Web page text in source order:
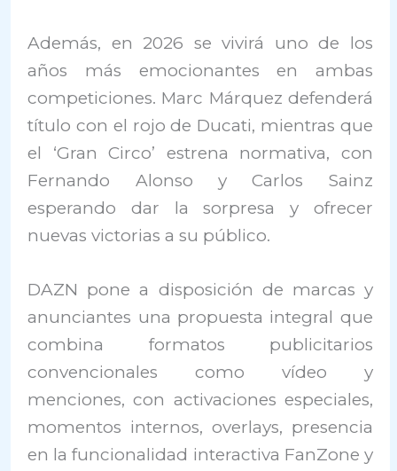
Además, en 2026 se vivirá uno de los
años más emocionantes en ambas
competiciones. Marc Márquez defenderá
título con el rojo de Ducati, mientras que
el ‘Gran Circo’ estrena normativa, con
Fernando Alonso y Carlos Sainz
esperando dar la sorpresa y ofrecer
nuevas victorias a su público.
DAZN pone a disposición de marcas y
anunciantes una propuesta integral que
combina formatos publicitarios
convencionales como vídeo y
menciones, con activaciones especiales,
momentos internos, overlays, presencia
en la funcionalidad interactiva FanZone y